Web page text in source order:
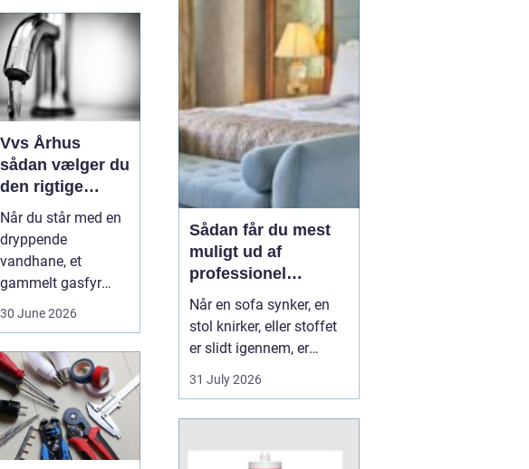
Vvs Århus
sådan vælger du
den rigtige
installatør
Når du står med en
dryppende
vandhane, et
gammelt gasfyr
val...
30 June 2026
livets største øjeblikke,
sige farvel på en værdig
måde eller skabe hygge i
Sådan får du mest
muligt ud af
professionel
møbelpolstring
Når en sofa synker, en
stol knirker, eller stoffet
er slidt igennem, er
mange fristede til bare at
købe nyt. Men ofte kan
flottere og mere
31 July 2026